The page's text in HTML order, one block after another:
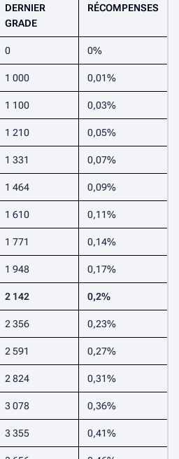
DERNIER
GRADE
RÉCOMPENSES
0 0%
1 000 0,01%
1 100 0,03%
1 210 0,05%
1 331 0,07%
1 464 0,09%
1 610 0,11%
1 771 0,14%
1 948 0,17%
2 142 0,2%
2 356 0,23%
2 591 0,27%
2 824 0,31%
3 078 0,36%
3 355 0,41%